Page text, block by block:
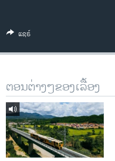
ລາຍງານ
ຕິດຕາມພວກເຮົາ ທີ່
ພາສາຕ່າງໆ
ແຊຣ໌
ຕອນຕ່າງໆຂອງເລື້ອງ